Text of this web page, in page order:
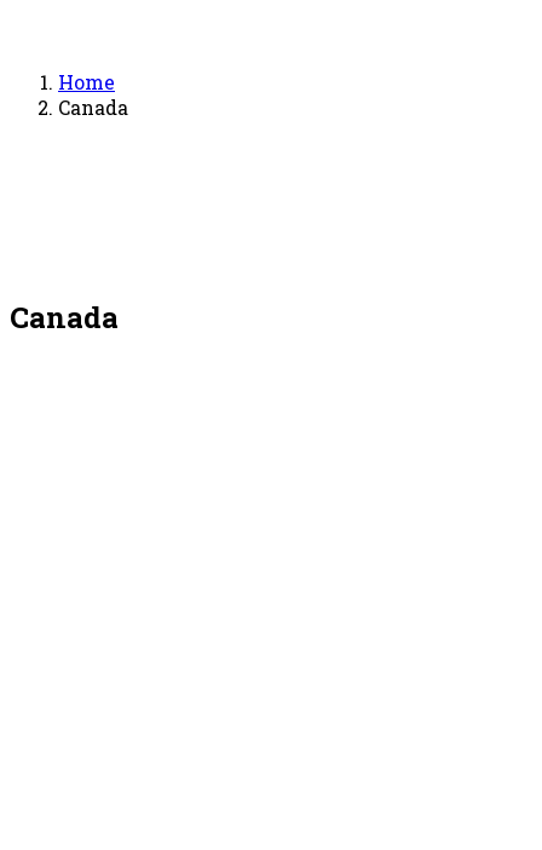
Home
Canada
Canada